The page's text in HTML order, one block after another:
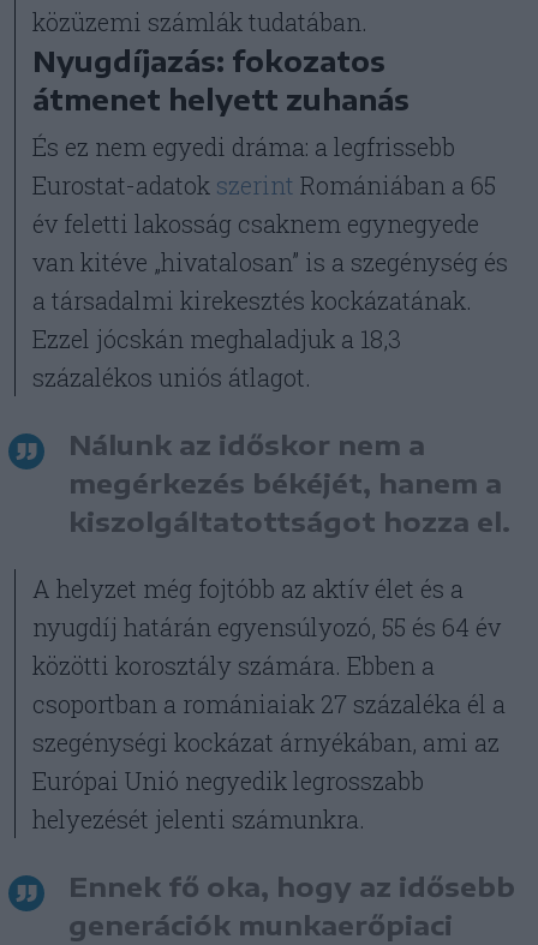
közüzemi számlák tudatában.
Nyugdíjazás: fokozatos
átmenet helyett zuhanás
És ez nem egyedi dráma: a legfrissebb
Eurostat-adatok szerint Romániában a 65
év feletti lakosság csaknem egynegyede
van kitéve „hivatalosan” is a szegénység és
a társadalmi kirekesztés kockázatának.
Ezzel jócskán meghaladjuk a 18,3
százalékos uniós átlagot.
Nálunk az időskor nem a
megérkezés békéjét, hanem a
kiszolgáltatottságot hozza el.
A helyzet még fojtóbb az aktív élet és a
nyugdíj határán egyensúlyozó, 55 és 64 év
közötti korosztály számára. Ebben a
csoportban a romániaiak 27 százaléka él a
szegénységi kockázat árnyékában, ami az
Európai Unió negyedik legrosszabb
helyezését jelenti számunkra.
Ennek fő oka, hogy az idősebb
generációk munkaerőpiaci